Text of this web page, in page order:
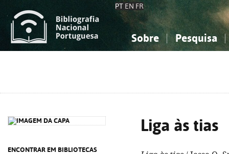
PT EN FR
Sobre Pesquisa
ENCONTRAR EM BIBLIOTECAS
Liga às tias